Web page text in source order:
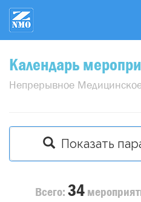
Календарь
Непрерывное
Показать
Всего: 34